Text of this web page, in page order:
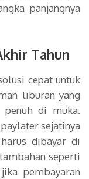
panjangnya
Tahun
cepat untuk
liburan yang
penuh di muka.
sejatinya
dibayar di
seperti
pembayaran